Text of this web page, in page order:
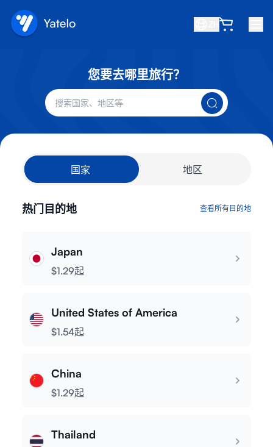
关于我们
赚取
推荐好友
成为合作伙伴
帮助中心
设备兼容性
注册
您要去哪里旅行？
国家 地区
热门目的地 查看所有目的地
Japan
$1.29起
United States of America
$1.54起
China
$1.29起
Thailand